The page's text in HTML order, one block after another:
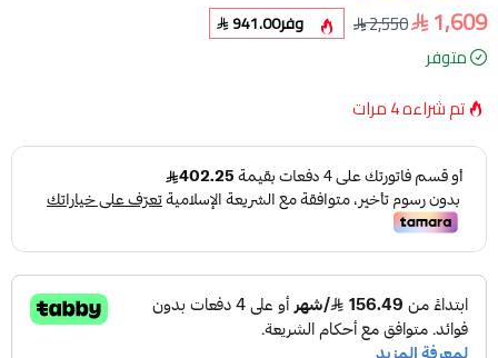
1,609
2,550 وفر941.00
متوفر
تم شراءه4مرات